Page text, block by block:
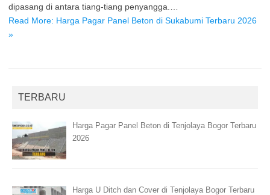
dipasang di antara tiang-tiang penyangga.…
Read More: Harga Pagar Panel Beton di Sukabumi Terbaru 2026
»
TERBARU
Harga Pagar Panel Beton di Tenjolaya Bogor Terbaru
2026
Harga U Ditch dan Cover di Tenjolaya Bogor Terbaru